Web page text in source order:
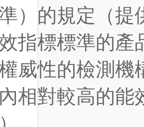
）的規定（提
指標標準的產
威性的檢測機
相對較高的能